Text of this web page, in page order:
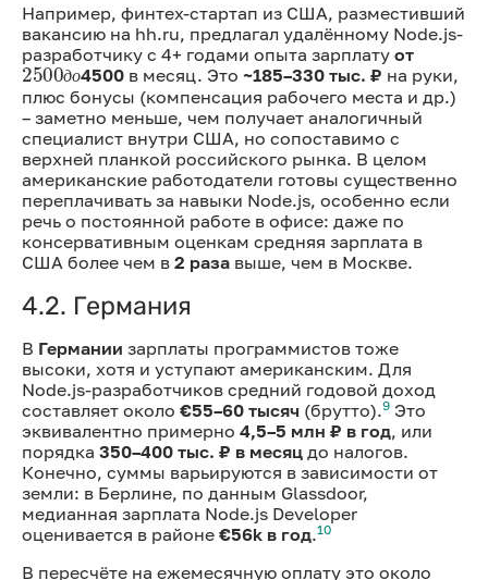
Например, финтех-стартап из США, разместивший
вакансию на hh.ru, предлагал удалённому Node.js-
разработчику с 4+ годами опыта зарплату от
до
д о
2500до
4500 в месяц. Это~185–330 тыс. ₽ на руки,
плюс бонусы (компенсация рабочего места и др.)
– заметно меньше, чем получает аналогичный
специалист внутри США, но сопоставимо с
верхней планкой российского рынка. В целом
американские работодатели готовы существенно
переплачивать за навыки Node.js, особенно если
речь о постоянной работе в офисе: даже по
консервативным оценкам средняя зарплата в
США более чем в 2 раза выше, чем в Москве.
4.2. Германия
В Германии зарплаты программистов тоже
высоки, хотя и уступают американским. Для
Node.js-разработчиков средний годовой доход
составляет около €55–60 тысяч (брутто).9 Это
эквивалентно примерно 4,5–5 млн ₽ в год, или
порядка 350–400 тыс. ₽ в месяц до налогов.
Конечно, суммы варьируются в зависимости от
земли: в Берлине, по данным Glassdoor,
медианная зарплата Node.js Developer
оценивается в районе €56k в год.10
В пересчёте на ежемесячную оплату это около